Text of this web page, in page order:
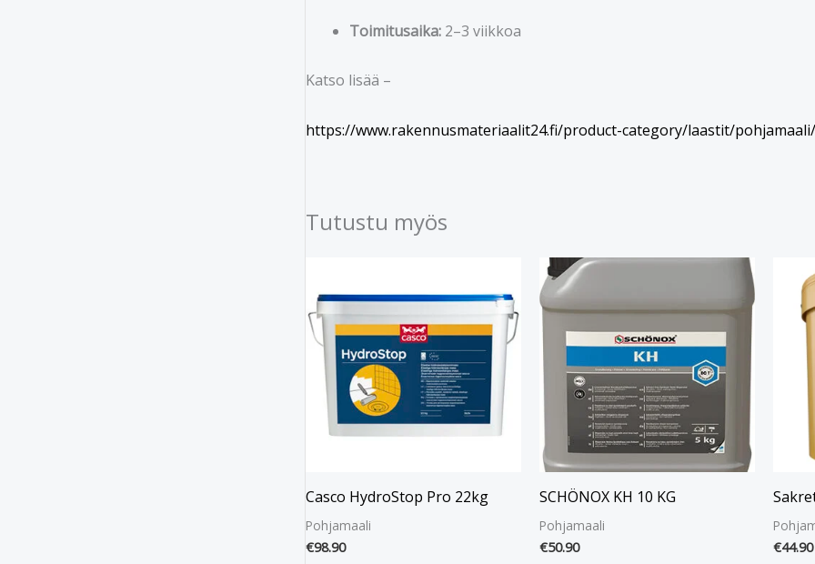
Toimitusaika: 2–3 viikkoa
Katso lisää –
https://www.rakennusmateriaalit24.fi/product-category/laastit/pohjamaali/
Tutustu myös
Casco HydroStop Pro 22kg
Pohjamaali
€98.90
SCHÖNOX KH 10 KG
Pohjamaali
€50.90
€44.90